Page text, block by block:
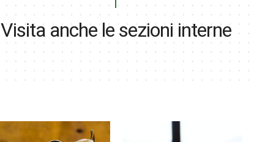
Visita anche le sezioni interne